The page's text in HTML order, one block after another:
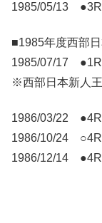
1985/05/13
■1985年度西部
1985/07/17
※西部日本新人
1986/03/22
1986/10/24
1986/12/14